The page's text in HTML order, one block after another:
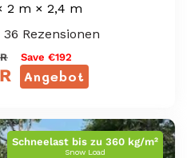
2 m × 2,4 m
36 Rezensionen
Normaler
Preis
Save €192
Angebot
Verkaufspreis
Schneelast bis zu 360 kg/m²
Snow Load